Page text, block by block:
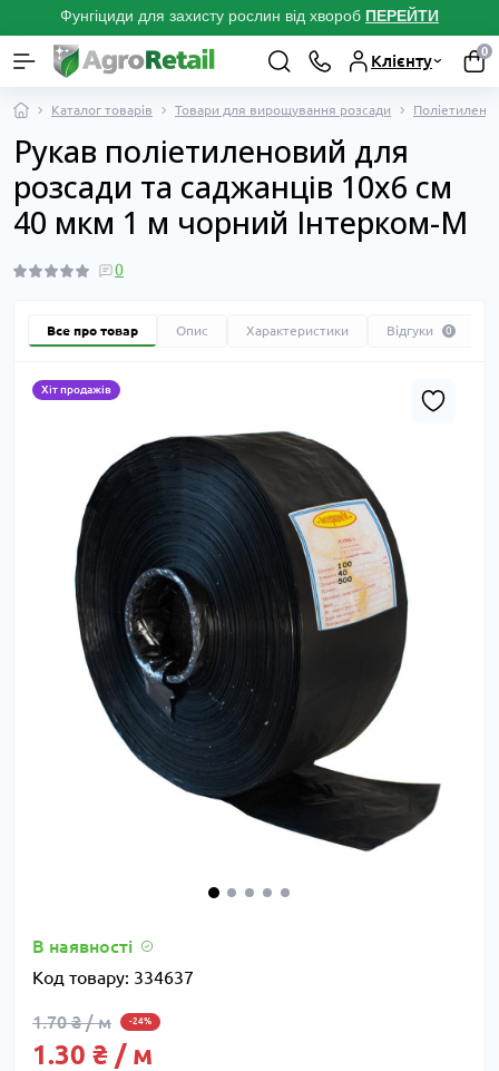
Фунгіциди для захисту рослин від хвороб ПЕРЕЙТИ
Клієнту
0
Каталог товарів Товари для вирощування розсади
Рукав поліетиленовий для
розсади та саджанців 10х6 см
40 мкм 1 м чорний Інтерком-М
0
Все про товар Опис Характеристики Відгуки 0
Хіт продажів
В наявності
Код товару: 334637
1.70 ₴ / м -24%
1.30 ₴ / м